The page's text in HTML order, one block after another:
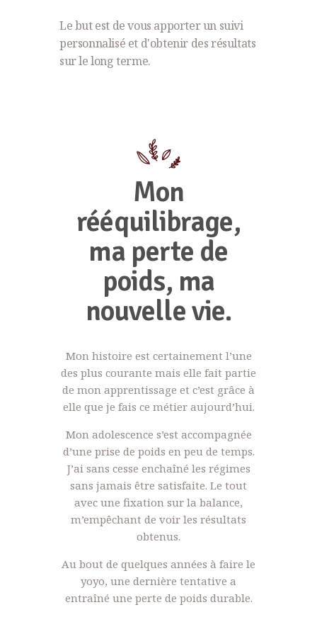
Le but est de vous apporter un suivi
personnalisé et d'obtenir des résultats
sur le long terme.
Mon
rééquilibrage,
ma perte de
poids, ma
nouvelle vie.
Mon histoire est certainement l’une
des plus courante mais elle fait partie
de mon apprentissage et c’est grâce à
elle que je fais ce métier aujourd’hui.
Mon adolescence s’est accompagnée
d’une prise de poids en peu de temps.
J’ai sans cesse enchaîné les régimes
sans jamais être satisfaite. Le tout
avec une fixation sur la balance,
m’empêchant de voir les résultats
obtenus.
Au bout de quelques années à faire le
yoyo, une dernière tentative a
entraîné une perte de poids durable.